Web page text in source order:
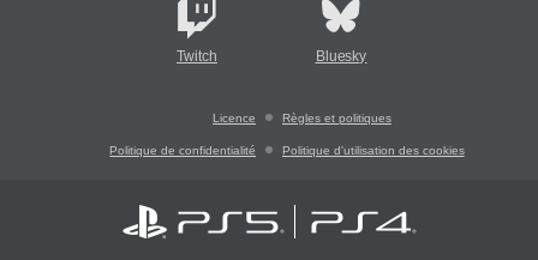
Twitch Bluesky
Licence Règles et politiques
Politique de confidentialité Politique d'utilisation des cookies